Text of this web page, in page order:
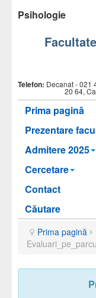
Psihologie
Telefon: Decanat -021
20 64,
Prima pagină
Prezentare
Admitere 2025
Cercetare
Contact
Căutare
Prima pagină